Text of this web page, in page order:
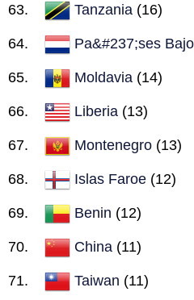
Tanzania (16)
Pa&#237;ses
Moldavia (14)
Liberia (13)
Montenegro (13)
Islas Faroe (12)
Benin (12)
China (11)
Taiwan (11)